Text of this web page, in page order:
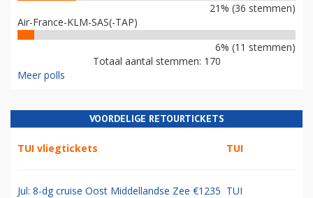
21% (36 stemmen)
Air-France-KLM-SAS(-TAP)
6% (11 stemmen)
Totaal aantal stemmen: 170
Meer polls
VOORDELIGE RETOURTICKETS
TUI vliegtickets TUI
Jul: 8-dg cruise Oost Middellandse Zee €1235 TUI